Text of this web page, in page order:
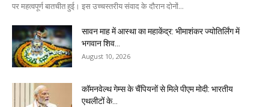
पर महत्वपूर्ण बातचीत हुई। इस उच्चस्तरीय संवाद के दौरान दोनों...
सावन माह में आस्था का महाकेंद्र: भीमाशंकर ज्योतिर्लिंग में
भगवान शिव...
August 10, 2026
कॉमनवेल्थ गेम्स के चैंपियनों से मिले पीएम मोदी: भारतीय
एथलीटों के...